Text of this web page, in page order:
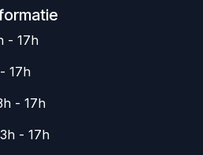
- 17h
17h
- 17h
- 17h